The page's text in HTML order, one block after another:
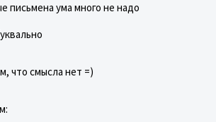
письмена ума много не надо
что смысла нет =)